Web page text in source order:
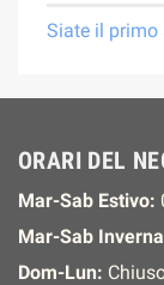
Siate il primo
ORARI DEL
Mar-Sab Estivo:
Mar-Sab
Dom-Lun: